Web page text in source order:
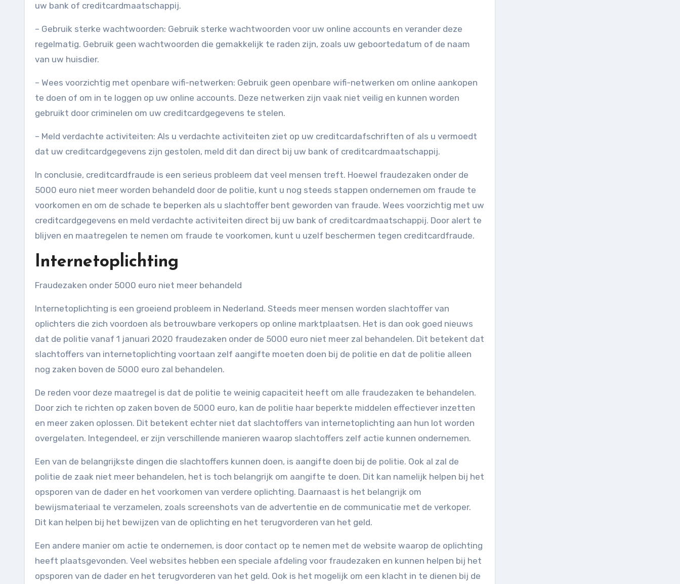
uw bank of creditcardmaatschappij.
– Gebruik sterke wachtwoorden: Gebruik sterke wachtwoorden voor uw online accounts en verander deze
regelmatig. Gebruik geen wachtwoorden die gemakkelijk te raden zijn, zoals uw geboortedatum of de naam
van uw huisdier.
– Wees voorzichtig met openbare wifi-netwerken: Gebruik geen openbare wifi-netwerken om online aankopen
te doen of om in te loggen op uw online accounts. Deze netwerken zijn vaak niet veilig en kunnen worden
gebruikt door criminelen om uw creditcardgegevens te stelen.
– Meld verdachte activiteiten: Als u verdachte activiteiten ziet op uw creditcardafschriften of als u vermoedt
dat uw creditcardgegevens zijn gestolen, meld dit dan direct bij uw bank of creditcardmaatschappij.
In conclusie, creditcardfraude is een serieus probleem dat veel mensen treft. Hoewel fraudezaken onder de
5000 euro niet meer worden behandeld door de politie, kunt u nog steeds stappen ondernemen om fraude te
voorkomen en om de schade te beperken als u slachtoffer bent geworden van fraude. Wees voorzichtig met uw
creditcardgegevens en meld verdachte activiteiten direct bij uw bank of creditcardmaatschappij. Door alert te
blijven en maatregelen te nemen om fraude te voorkomen, kunt u uzelf beschermen tegen creditcardfraude.
Internetoplichting
Fraudezaken onder 5000 euro niet meer behandeld
Internetoplichting is een groeiend probleem in Nederland. Steeds meer mensen worden slachtoffer van
oplichters die zich voordoen als betrouwbare verkopers op online marktplaatsen. Het is dan ook goed nieuws
dat de politie vanaf 1 januari 2020 fraudezaken onder de 5000 euro niet meer zal behandelen. Dit betekent dat
slachtoffers van internetoplichting voortaan zelf aangifte moeten doen bij de politie en dat de politie alleen
nog zaken boven de 5000 euro zal behandelen.
De reden voor deze maatregel is dat de politie te weinig capaciteit heeft om alle fraudezaken te behandelen.
Door zich te richten op zaken boven de 5000 euro, kan de politie haar beperkte middelen effectiever inzetten
en meer zaken oplossen. Dit betekent echter niet dat slachtoffers van internetoplichting aan hun lot worden
overgelaten. Integendeel, er zijn verschillende manieren waarop slachtoffers zelf actie kunnen ondernemen.
Een van de belangrijkste dingen die slachtoffers kunnen doen, is aangifte doen bij de politie. Ook al zal de
politie de zaak niet meer behandelen, het is toch belangrijk om aangifte te doen. Dit kan namelijk helpen bij het
opsporen van de dader en het voorkomen van verdere oplichting. Daarnaast is het belangrijk om
bewijsmateriaal te verzamelen, zoals screenshots van de advertentie en de communicatie met de verkoper.
Dit kan helpen bij het bewijzen van de oplichting en het terugvorderen van het geld.
Een andere manier om actie te ondernemen, is door contact op te nemen met de website waarop de oplichting
heeft plaatsgevonden. Veel websites hebben een speciale afdeling voor fraudezaken en kunnen helpen bij het
opsporen van de dader en het terugvorderen van het geld. Ook is het mogelijk om een klacht in te dienen bij de